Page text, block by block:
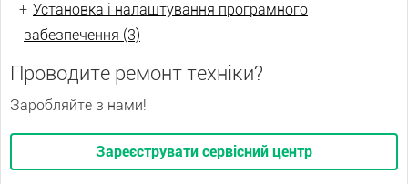
+ Установка і налаштування програмного
забезпечення (3)
Проводите ремонт техніки?
Заробляйте з нами!
Зареєструвати сервісний центр